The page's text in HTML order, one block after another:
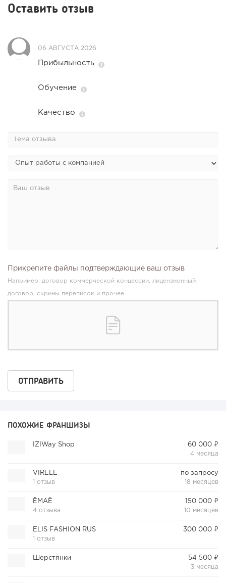
Оставить отзыв
06 АВГУСТА 2026
Прибыльность
Обучение
Качество
Прикрепите файлы подтверждающие ваш отзыв
Например: договор коммерческой концессии, лицензионный
договор, скрины переписок и прочее
ПОХОЖИЕ ФРАНШИЗЫ
IZIWay Shop
60 000 ₽
4 месяца
VIRELE
1 отзыв
по запросу
18 месяцев
ЁМАЁ
4 отзыва
150 000 ₽
10 месяцев
ELIS FASHION RUS
1 отзыв
300 000 ₽
Шерстянки
54 500 ₽
3 месяца